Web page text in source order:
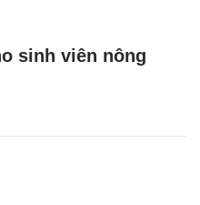
sinh viên nông